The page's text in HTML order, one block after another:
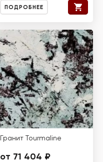
ПОДРОБНЕЕ
Гранит Tourmaline
от 71 404 ₽